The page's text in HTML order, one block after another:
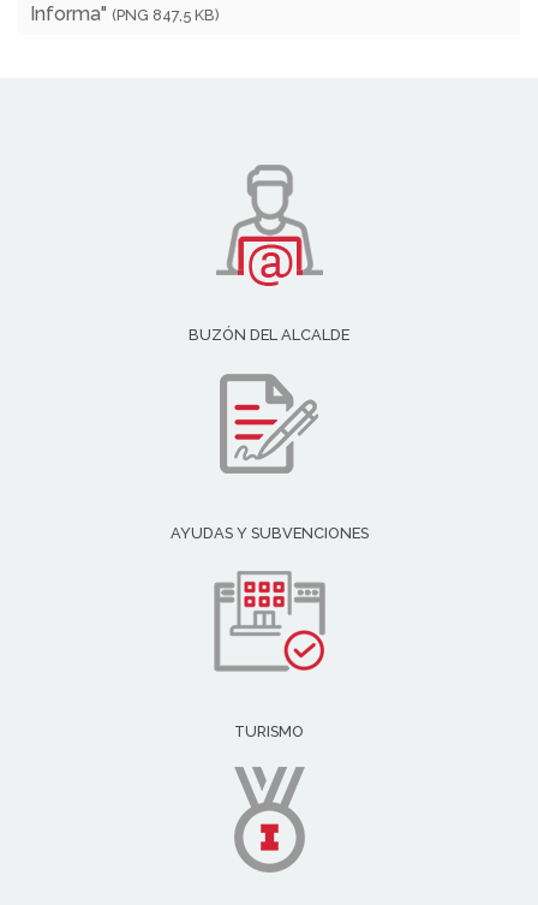
Informa" (PNG 847,5 KB)
BUZÓN DEL ALCALDE
AYUDAS Y SUBVENCIONES
TURISMO